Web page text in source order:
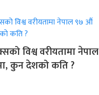
विश्व वरीयतामा नेपाल
कुन देशको कति ?